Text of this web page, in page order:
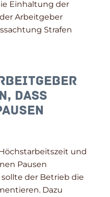
Einhaltung der
Arbeitgeber
Strafen
dass
und
Pausen
der Betrieb die
Dazu